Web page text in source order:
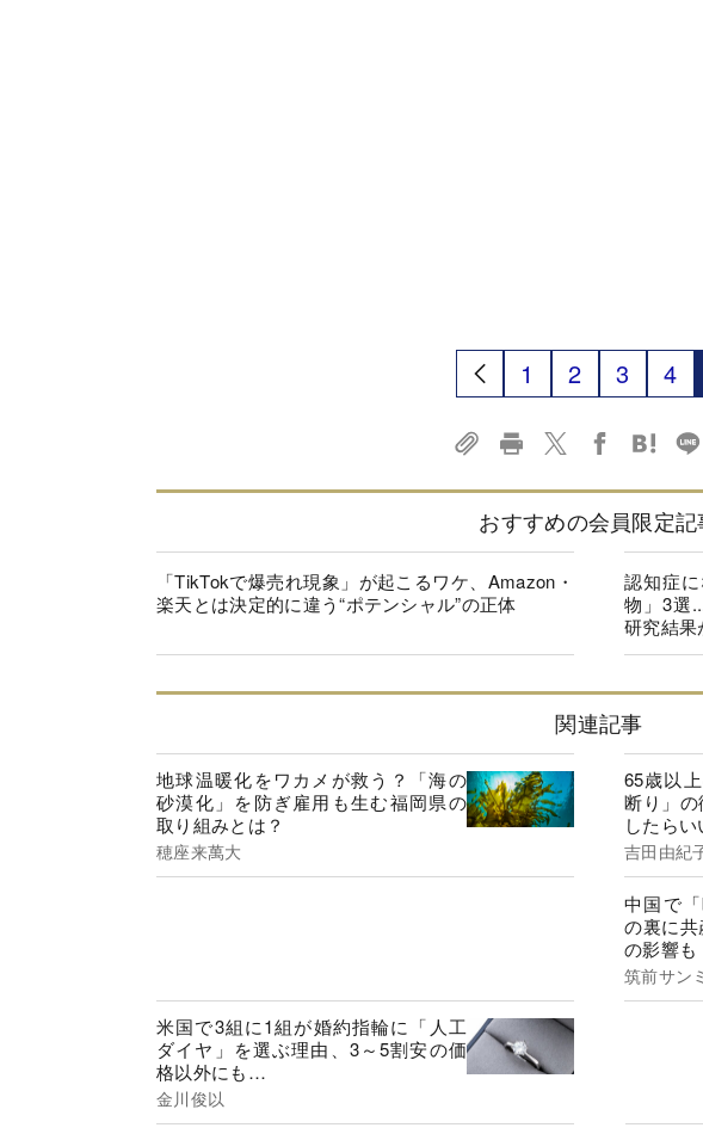
1 2 3 4
おすすめの会員限定記
「TikTokで爆売れ現象」が起こるワケ、Amazon・
楽天とは決定的に違う“ポテンシャル”の正体
認知症
物」3選
研究結果
関連記事
地球温暖化をワカメが救う？「海の
砂漠化」を防ぎ雇用も生む福岡県の
取り組みとは？
穂座来萬大
65歳以
断り」の
したらい
吉田由紀
中国で
の裏に共
の影響も
筑前サン
米国で3組に1組が婚約指輪に「人工
ダイヤ」を選ぶ理由、3～5割安の価
格以外にも…
金川俊以